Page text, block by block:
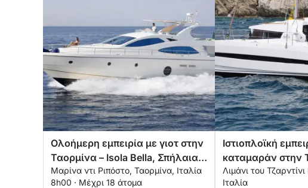
Ολοήμερη εμπειρία με γιοτ στην
Ταορμίνα – Isola Bella, Σπήλαια &
Κόλποι
Μαρίνα ντι Ριπόστο, Ταορμίνα, Ιταλία
8h00 · Μέχρι 18 άτομα
Ιστιοπλοϊκή
καταμαράν στην
Λιμάνι του
Ιταλία